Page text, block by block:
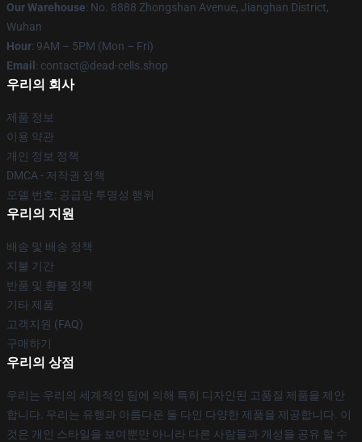
Our Warehouse: No. 8888 Zhongshan Avenue, Jianghan District,
Wuhan
Hour: 9AM – 5PM (Mon – Fri)
Email : contact@dead-cells.shop
우리의 회사
제품 정보
이용 약관
개인 정보 정책
DMCA - 저작권 정책
모델 번호: 공급망 투명성 행위
우리의 지원
배송 및 배송 정책
지불 기간
반품 및 환불 정책
기타 제품
고객지원 (FAQ)
구매하기
우리의 상점
우리는 우리의 세계적인 팀에 의해 특히 디자인된 고품질 제품을 제안
합니다. 우리는 유행과 아름다운 둘 다인 다양한 제품을 제공합니다. 이
것은 개인 스타일을 보여뿐만 아니라 다른 사람들과 개성을 공유 할 수